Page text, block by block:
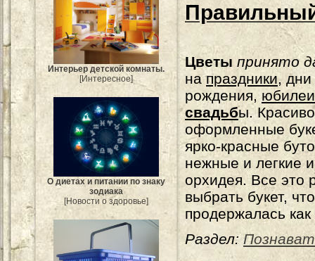
Интерьер детской комнаты.
[Интересное]
О диетах и питании по знаку
зодиака
[Новости о здоровье]
Цветы принято
напраздники, дни
рождения,юбилеи
свадьбы. Красиво
оформленные
ярко-красные
нежные и легкие
орхидея. Все это
выбрать букет,
продержалась
Раздел: